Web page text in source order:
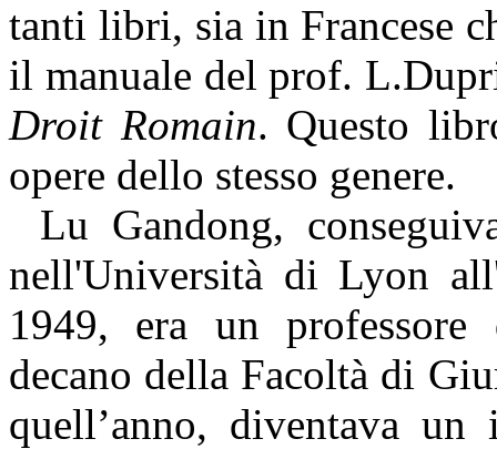
tanti libri, sia in Francese
il manuale del prof.
Droit Romain. Questo
opere dello stesso genere.
Lu Gandong,
nell'Università di Lyon
1949, era un professore
decano della Facoltà di
quell’anno, diventava un